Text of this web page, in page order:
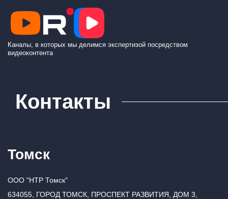
Каналы, в которых мы делимся экспертизой посредством
видеоконтента
Контакты
Томск
ООО "НТР Томск"
634055, ГОРОД ТОМСК, ПРОСПЕКТ РАЗВИТИЯ, ДОМ 3,